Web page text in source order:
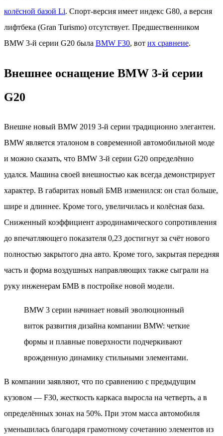
колёсной базой Li. Cпорт-версия имеет индекс G80, а версия
лифтбека (Gran Turismo) отсутствует. Предшественником
BMW 3-й серии G20 была BMW F30, вот их сравнеие.
Внешнее оснащение BMW 3-й серии
G20
Внешне новый BMW 2019 3-й серии традиционно элегантен.
BMW является эталоном в современной автомобильной моде
и можно сказать, что BMW 3-й серии G20 определённо
удался. Машина своей внешностью как всегда демонстрирует
характер. В габаритах новый БМВ изменился: он стал больше,
шире и длиннее. Кроме того, увеличилась и колёсная база.
Сниженный коэффициент аэродинамического сопротивления
до впечатляющего показателя 0,23 достигнут за счёт нового
полностью закрытого дна авто. Кроме того, закрытая передняя
часть и форма воздушных направляющих также сыграли на
руку инженерам БМВ в постройке новой модели.
BMW 3 серии начинает новый эволюционный
виток развития дизайна компании BMW: четкие
формы и плавные поверхности подчеркивают
врожденную динамику стильными элементами.
В компании заявляют, что по сравнению с предыдущим
кузовом — F30, жесткость каркаса выросла на четверть, а в
определённых зонах на 50%. При этом масса автомобиля
уменьшилась благодаря грамотному сочетанию элементов из